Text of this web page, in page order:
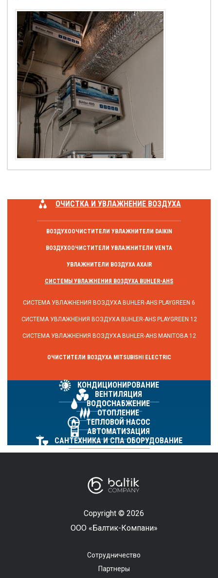
ОЧИСТКА И УВЛАЖНЕНИЕ ВОЗДУХА
ВОЗДУХООЧИСТИТЕЛИ УВЛАЖНИТЕЛИ DAIKIN
ВОЗДУХООЧИСТИТЕЛИ УВЛАЖНИТЕЛИ VENTA
УВЛАЖНИТЕЛИ ВОЗДУХА AXAIR
СИСТЕМЫ УВЛАЖНЕНИЯ ВОЗДУХА BUHLER-AHS
СИСТЕМА УВЛАЖНЕНИЯ ВОЗДУХА BUHLER-AHS PLAYGREEN 6
СИСТЕМА УВЛАЖНЕНИЯ ВОЗДУХА BUHLER-AHS PLAYGREEN 12
СИСТЕМА УВЛАЖНЕНИЯ ВОЗДУХА BUHLER-AHS MANITOBA 12
ОЧИСТИТЕЛИ ВОЗДУХА MITSUBISHI ELECTRIC
КОНДИЦИОНИРОВАНИЕ
ВЕНТИЛЯЦИЯ
ВОДОСНАБЖЕНИЕ
ОТОПЛЕНИЕ
ТЕПЛОВОЙ НАСОС
АВТОМАТИЗАЦИЯ
САНТЕХНИКА И СПА ОБОРУДОВАНИЕ
Copyright © 2026
ООО «Балтик-Компани»
Сотрудничество
Партнеры